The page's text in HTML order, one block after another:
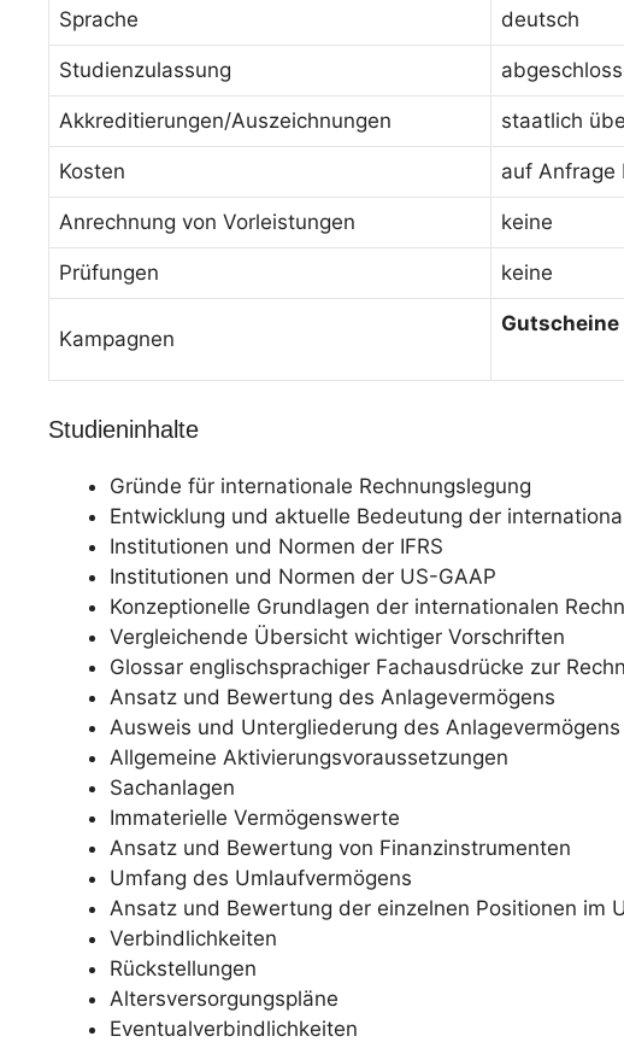
Sprache deutsch
Studienzulassung
Akkreditierungen/Auszeichnungen staatlich
Kosten auf Anfrage
Anrechnung von Vorleistungen keine
Prüfungen keine
Kampagnen
Gutscheine
Studieninhalte
Gründe für internationale Rechnungslegung
Entwicklung und aktuelle Bedeutung der
Institutionen und Normen der IFRS
Institutionen und Normen der US-GAAP
Konzeptionelle Grundlagen der internationalen
Vergleichende Übersicht wichtiger Vorschriften
Glossar englischsprachiger Fachausdrücke zur
Ansatz und Bewertung des Anlagevermögens
Ausweis und Untergliederung des Anlagevermögens
Allgemeine Aktivierungsvoraussetzungen
Sachanlagen
Immaterielle Vermögenswerte
Ansatz und Bewertung von Finanzinstrumenten
Umfang des Umlaufvermögens
Ansatz und Bewertung der einzelnen Positionen im
Verbindlichkeiten
Rückstellungen
Altersversorgungspläne
Eventualverbindlichkeiten